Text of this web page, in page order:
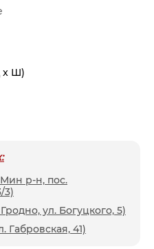
x Ш)
р-н, пос.
3)
ул. Богуцкого, 5)
Габровская, 41)